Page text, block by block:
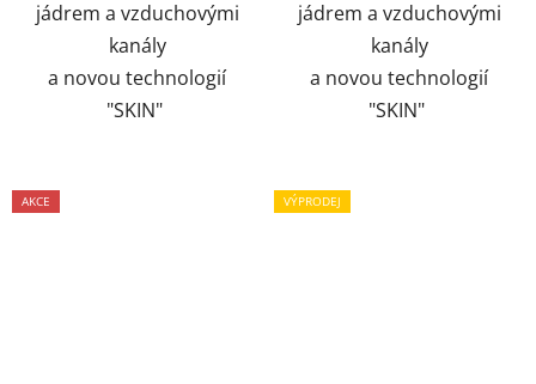
jádrem a vzduchovými
kanály
a novou technologií
"SKIN"
jádrem a vzduchovými
kanály
a novou technologií
"SKIN"
AKCE VÝPRODEJ